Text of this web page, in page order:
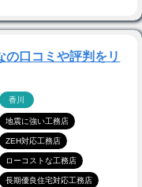
の口コミや評判をリ
香川
地震に強い工務店
ZEH対応工務店
ローコストな工務店
長期優良住宅対応工務店